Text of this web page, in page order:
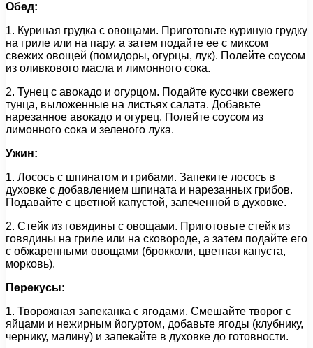
Обед:
1. Куриная грудка с овощами. Приготовьте куриную грудку
на гриле или на пару, а затем подайте ее с миксом
свежих овощей (помидоры, огурцы, лук). Полейте соусом
из оливкового масла и лимонного сока.
2. Тунец с авокадо и огурцом. Подайте кусочки свежего
тунца, выложенные на листьях салата. Добавьте
нарезанное авокадо и огурец. Полейте соусом из
лимонного сока и зеленого лука.
Ужин:
1. Лосось с шпинатом и грибами. Запеките лосось в
духовке с добавлением шпината и нарезанных грибов.
Подавайте с цветной капустой, запеченной в духовке.
2. Стейк из говядины с овощами. Приготовьте стейк из
говядины на гриле или на сковороде, а затем подайте его
с обжаренными овощами (брокколи, цветная капуста,
морковь).
Перекусы:
1. Творожная запеканка с ягодами. Смешайте творог с
яйцами и нежирным йогуртом, добавьте ягоды (клубнику,
чернику, малину) и запекайте в духовке до готовности.